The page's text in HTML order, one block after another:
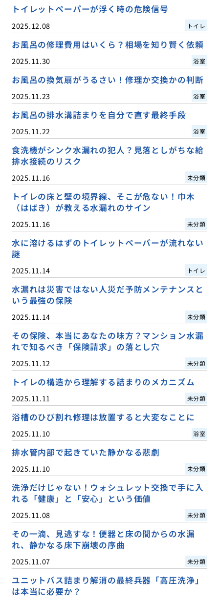
トイレットペーパーが浮く時の危険信号
2025.12.08 トイレ
お風呂の修理費用はいくら？相場を知り賢く依頼
2025.11.30 浴室
お風呂の換気扇がうるさい！修理か交換かの判断
2025.11.23 浴室
お風呂の排水溝詰まりを自分で直す最終手段
2025.11.22 浴室
食洗機がシンク水漏れの犯人？見落としがちな給
排水接続のリスク
2025.11.16 未分類
トイレの床と壁の境界線、そこが危ない！巾木
（はばき）が教える水漏れのサイン
2025.11.16 未分類
水に溶けるはずのトイレットペーパーが流れない
謎
2025.11.14 トイレ
水漏れは災害ではない人災だ予防メンテナンスと
いう最強の保険
2025.11.14 未分類
その保険、本当にあなたの味方？マンション水漏
れで知るべき「保険請求」の落とし穴
2025.11.12 未分類
トイレの構造から理解する詰まりのメカニズム
2025.11.11 未分類
浴槽のひび割れ修理は放置すると大変なことに
2025.11.10 浴室
排水管内部で起きていた静かなる悲劇
2025.11.10 未分類
洗浄だけじゃない！ウォシュレット交換で手に入
れる「健康」と「安心」という価値
2025.11.08 未分類
その一滴、見逃すな！便器と床の間からの水漏
れ、静かなる床下崩壊の序曲
2025.11.07 未分類
ユニットバス詰まり解消の最終兵器「高圧洗浄」
は本当に必要か？